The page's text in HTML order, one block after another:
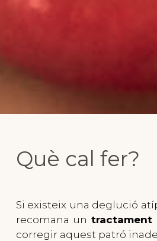
Què cal fer?
Si existeix una deglució
recomana un tractament
corregir aquest patró